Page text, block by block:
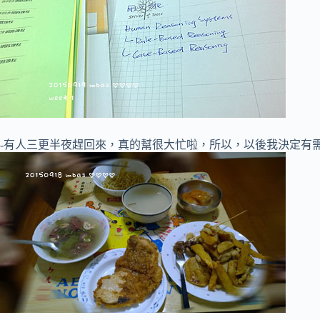
-有人三更半夜趕回來，真的幫很大忙啦，所以，以後我決定有